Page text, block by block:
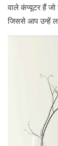
वाले कंप्यूटर हैं
जिससे आप उन्हें